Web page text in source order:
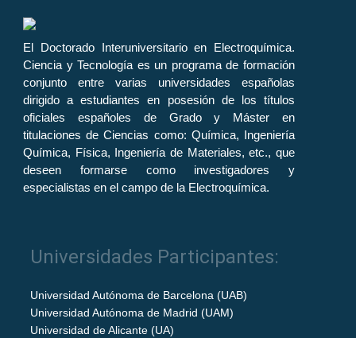
El Doctorado Interuniversitario en Electroquímica.
Ciencia y Tecnología es un programa de formación
conjunto entre varias universidades españolas
dirigido a estudiantes en posesión de los títulos
oficiales españoles de Grado y Máster en
titulaciones de Ciencias como: Química, Ingeniería
Química, Física, Ingeniería de Materiales, etc., que
deseen formarse como investigadores y
especialistas en el campo de la Electroquímica.
Universidades Participantes:
Universidad Autónoma de Barcelona (UAB)
Universidad Autónoma de Madrid (UAM)
Universidad de Alicante (UA)